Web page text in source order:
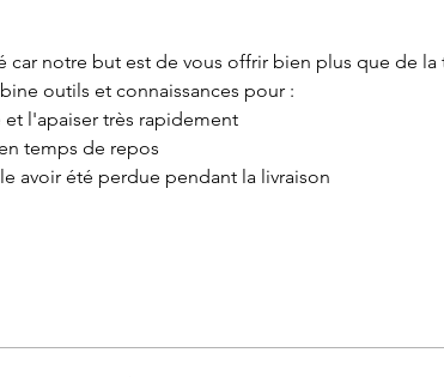
notre but est de vous offrir bien plus que de la
outils et connaissances pour :
l'apaiser très rapidement
temps de repos
avoir été perdue pendant la livraison